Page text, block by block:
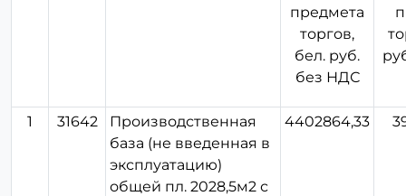
предмета
торгов,
бел. руб.
без НДС
1 31642
Производственная
база (не введенная в
эксплуатацию)
общей пл. 2028,5м2 с
4402864,33